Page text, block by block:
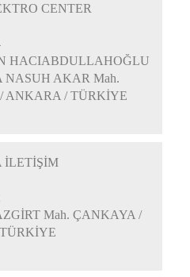
CENTER
HACIABDULLAHOĞLU
NASUH AKAR Mah.
ANKARA / TÜRKİYE
İLETİŞİM
Mah. ÇANKAYA /